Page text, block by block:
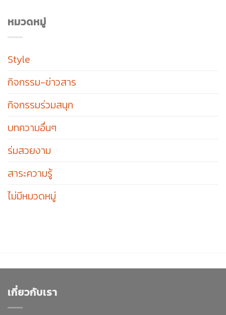
หมวดหมู่
Style
กิจกรรม-ข่าวสาร
กิจกรรมร่วมสนุก
บทความอื่นๆ
ร่มสวยงาม
สาระความรู้
ไม่มีหมวดหมู่
เกี่ยวกับเรา